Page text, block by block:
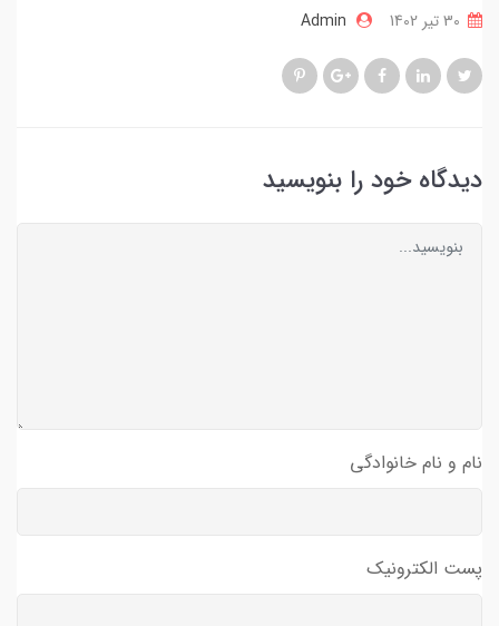
Admin
دیدگاه خود را بنویسید
نام و نام خانوادگی
پست الکترونیک